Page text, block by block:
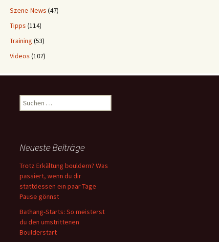
Szene-News (47)
Tipps (114)
Training (53)
Videos (107)
Suchen
nach:
Neueste Beiträge
Trotz Erkältung bouldern? Was
passiert, wenn du dir
stattdessen ein paar Tage
Pause gönnst
Bathang-Starts: So meisterst
du den umstrittenen
Boulderstart